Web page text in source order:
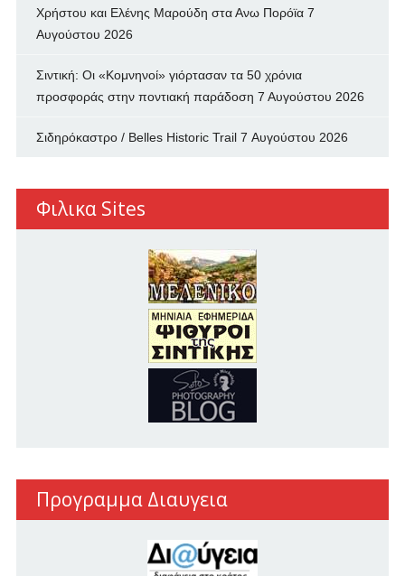
Χρήστου και Ελένης Μαρούδη στα Ανω Πορόϊα 7
Αυγούστου 2026
Σιντική: Οι «Κομνηνοί» γιόρτασαν τα 50 χρόνια
προσφοράς στην ποντιακή παράδοση 7 Αυγούστου 2026
Σιδηρόκαστρο / Belles Historic Trail 7 Αυγούστου 2026
Φιλικα Sites
Προγραμμα Διαυγεια